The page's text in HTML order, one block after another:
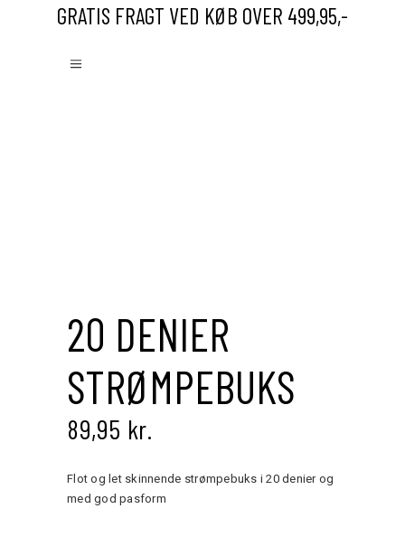
GRATIS FRAGT VED KØB OVER 499,95,-
20 DENIER
STRØMPEBUKS
89,95 kr.
Flot og let skinnende strømpebuks i 20 denier og
med god pasform